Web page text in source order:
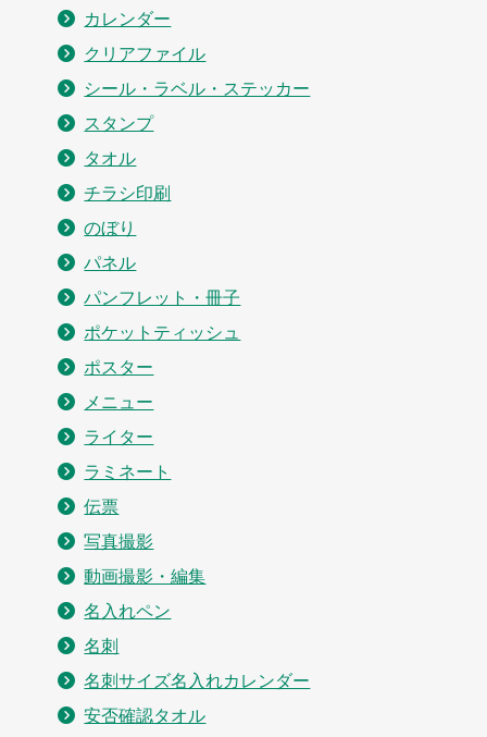
カレンダー
クリアファイル
シール・ラベル・ステッカー
スタンプ
タオル
チラシ印刷
のぼり
パネル
パンフレット・冊子
ポケットティッシュ
ポスター
メニュー
ライター
ラミネート
伝票
写真撮影
動画撮影・編集
名入れペン
名刺
名刺サイズ名入れカレンダー
安否確認タオル